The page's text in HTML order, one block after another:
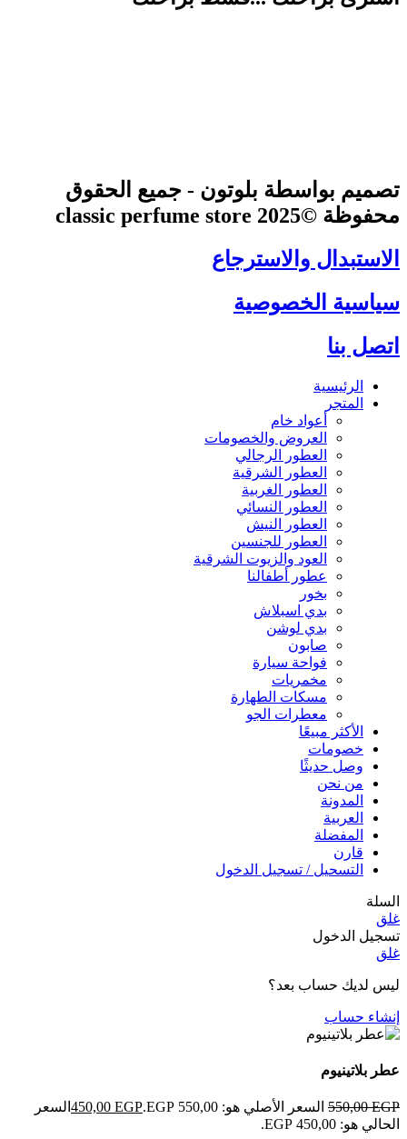
تصميم بواسطة بلوتون - جميع الحقوق
محفوظة ©2025 classic perfume store
الاستبدال والاسترجاع
سياسية الخصوصية
اتصل بنا
الرئيسية
المتجر
أعواد خام
العروض والخصومات
العطور الرجالي
العطور الشرقية
العطور الغربية
العطور النسائي
العطور النيش
العطور للجنسين
العود والزيوت الشرقية
عطور أطفالنا
بخور
بدي اسبلاش
بدي لوشن
صابون
فواحة سيارة
مخمريات
مسكات الطهارة
معطرات الجو
الأكثر مبيعًا
خصومات
وصل حديثًا
من نحن
المدونة
العربية
المفضلة
قارن
التسحيل / تسجيل الدخول
السلة
غلق
تسجيل الدخول
غلق
ليس لديك حساب بعد؟
إنشاء حساب
عطر بلاتينيوم
550,00EGP السعر الأصلي هو: 550,00 EGP. 450,00 EGP
السعر
الحالي هو: 450,00 EGP.